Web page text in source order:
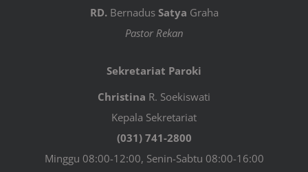
RD.Bernadus Satya Graha
Pastor Rekan
Sekretariat Paroki
Christina R. Soekiswati
Kepala Sekretariat
(031) 741-2800
Minggu 08:00-12:00, Senin-Sabtu 08:00-16:00